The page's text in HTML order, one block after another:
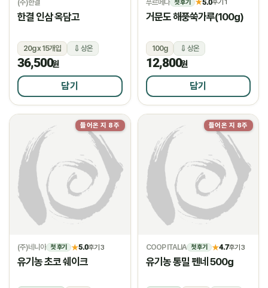
(주)한결
한결 인삼 옥담고
20g x 15개입 상온
36,500원
담기
푸르메다 첫 후기 ★5.0후기 1
거문도 해풍쑥가루(100g)
100g 상온
12,800원
담기
들어온 지 8주
(주)네니아 첫 후기 ★5.0후기 3
유기농 초코 쉐이크
들어온 지 8주
COOP ITALIA 첫 후기 ★4.7후기 3
유기농 통밀 펜네 500g